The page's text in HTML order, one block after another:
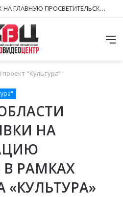
ЗАВЕРШИЛСЯ ПРИЁМ ЗАЯВОК НА ФЕСТИВАЛЬ-КОНКУРС «КИНОВЕРТИКАЛЬ 2026»
"Культура"
НА
РАМКАХ
«КУЛЬТУРА»